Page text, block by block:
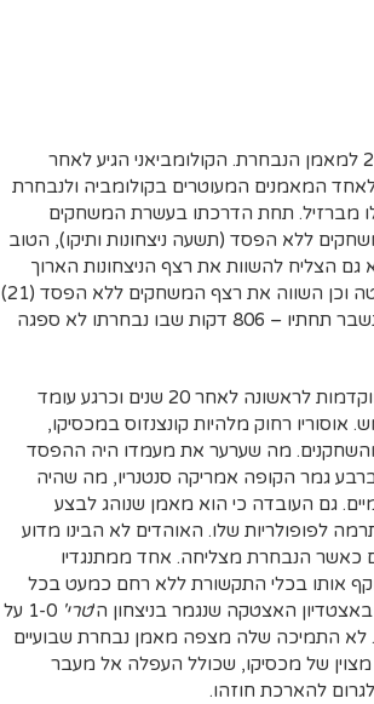
חואן קרלוס אוסוריו בן ה-56 מונה באוקטובר 2015 למאמן הנבחרת. הקולומביאני הגיע לאחר
המאמנים המעוטרים בקולומביה ולנבחרת
מברזיל. תחת הדרכתו בעשרת המשחקים
הצליחה הנבחרת לרשום רצף של 10 משחקים ללא הפסד (תשעה ניצחונות ותיקו), הטוב
הצליח להשוות את רצף הניצחונות הארוך
ביותר מאז 1990 (11) של המאמן מנואל לאפואנטה וכן השווה את רצף המשחקים ללא הפסד (21)
שנקבע ב-2005 ע"י ריקרדו לה וולפה. שיא נוסף שנשבר תחתיו – 806 דקות שבו נבחרתו לא ספגה
הוא הוליך את מכסיקו למקום הראשון בטבלת המוקדמות לראשונה לאחר 20 שנים וכרגע עומד
ממש. אוסוריו רחוק מלהיות קונצנזוס במכסיקו,
מה שערער את מעמדו היה ההפסד
כאן קבע שיא – 7:0 נגד צ'ילה ברבע גמר הקופה אמריקה סנטנריו, מה שהיה
גם העובדה כי הוא מאמן שנוהג לבצע
לפופולריות שלו. האוהדים לא הבינו מדוע
הנבחרת מצליחה. אחד ממתנגדיו
אותו בכלי התקשורת ללא רחם כמעט בכל
האצטקה שנגמר בניצחון ה'טרי'
1-0 על
לא התמיכה שלה מצפה מאמן נבחרת שבועיים
מצוין של מכסיקו, שכולל העפלה אל מעבר
להארכת חוזהו.